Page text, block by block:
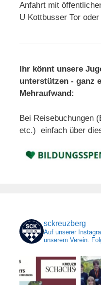
Anfahrt mit
U Kottbusser Tor
Ihr könnt unsere
unterstützen - ganz
Mehraufwand:
Bei Reisebuchungen
etc.) einfach über
sckreuzberg
Auf unserer
unserem Verein.